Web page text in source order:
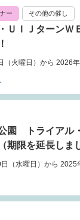
ー その他の催し
ＵＩＪターン
（火曜日）から 2026年
園 トライアル
期限を延長しま
（水曜日）から 2025